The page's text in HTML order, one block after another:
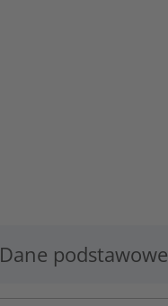
Dane podstawowe